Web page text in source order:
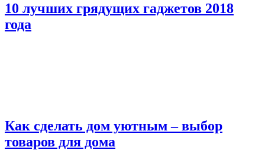
10 лучших грядущих гаджетов 2018
года
Как сделать дом уютным – выбор
товаров для дома